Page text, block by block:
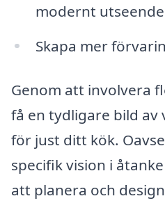
modernt utseende
Skapa mer
Genom att involvera
få en tydligare bild av
för just ditt kök.
specifik vision i
att planera och